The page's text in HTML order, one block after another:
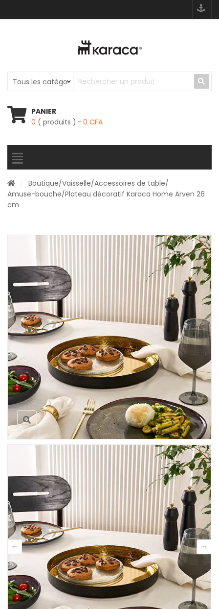
PANIER
0 ( produits ) 0 CFA
Boutique/Vaisselle/Accessoires de table/
Amuse-bouche/Plateau décoratif Karaca Home Arven 26
cm